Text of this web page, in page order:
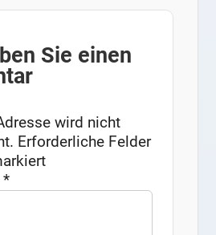
Sie einen
wird nicht
Erforderliche Felder
*